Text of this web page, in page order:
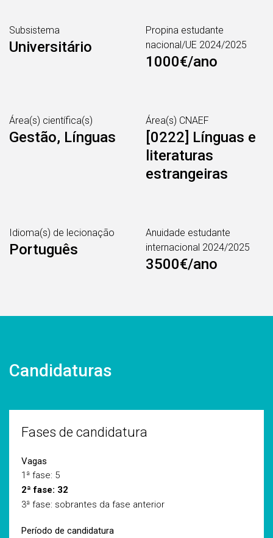
Subsistema
Universitário
Propina estudante
nacional/UE 2024/2025
1000€/ano
Área(s) científica(s)
Gestão, Línguas
Área(s) CNAEF
[0222] Línguas e
literaturas
estrangeiras
Idioma(s) de lecionação
Português
Anuidade estudante
internacional 2024/2025
3500€/ano
Candidaturas
Fases de candidatura
Vagas
1ª fase: 5
2ª fase: 32
3ª fase: sobrantes da fase anterior
Período de candidatura